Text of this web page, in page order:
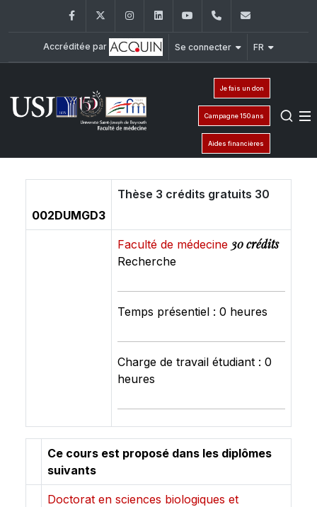
FacebookTwitter InstagramLinkedInYouTube+961 (1) 421 235
Accréditée par Se connecter FR
Je fais un don
Campagne 150 ans
Aides financières
002DUMGD3
Thèse 3 crédits gratuits 30
Faculté de médecine 30 crédits
Recherche
Temps présentiel : 0 heures
Charge de travail étudiant : 0
heures
Ce cours est proposé dans les diplômes
suivants
Doctorat en sciences biologiques et